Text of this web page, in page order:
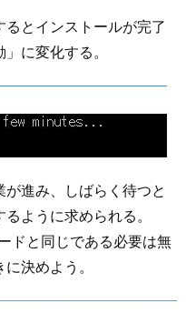
るとインストールが完了
に変化する。
進み、しばらく待つと
ように求められる。
ドと同じである必要は無
決めよう。